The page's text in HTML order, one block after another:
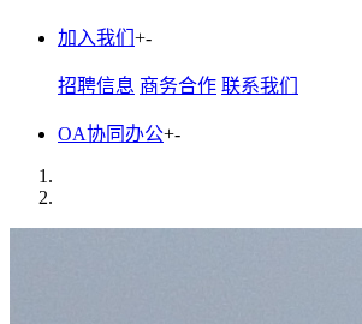
加入我们 +-
招聘信息 商务合作 联系我们
OA协同办公+-